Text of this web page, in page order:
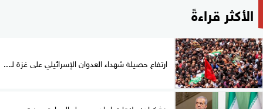
الأكثر قراءةً
ارتفاع حصيلة شهداء العدوان الإسرائيلي على غزة لـ...